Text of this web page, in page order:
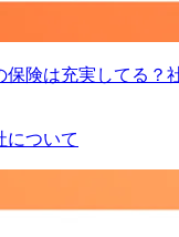
保険は充実してる？
について